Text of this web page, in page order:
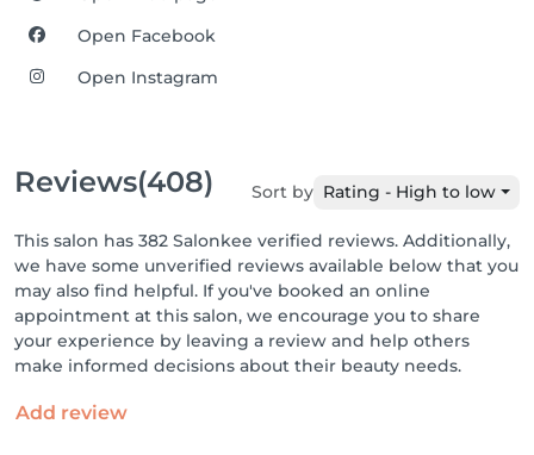
Open Facebook
Open Instagram
Reviews(408) Sort by Rating - High to low
This salon has 382 Salonkee verified reviews. Additionally,
we have some unverified reviews available below that you
may also find helpful. If you've booked an online
appointment at this salon, we encourage you to share
your experience by leaving a review and help others
make informed decisions about their beauty needs.
Add review